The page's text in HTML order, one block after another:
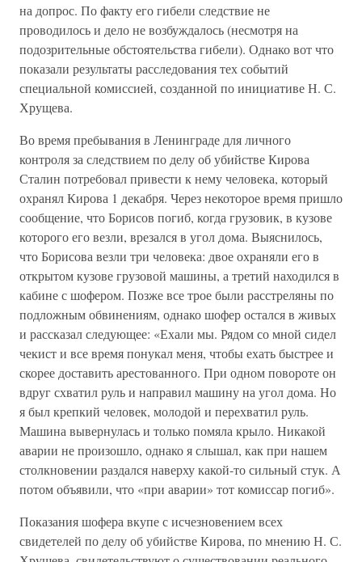
на допрос. По факту его гибели следствие не
проводилось и дело не возбуждалось (несмотря на
подозрительные обстоятельства гибели). Однако вот что
показали результаты расследования тех событий
специальной комиссией, созданной по инициативе Н. С.
Хрущева.
Во время пребывания в Ленинграде для личного
контроля за следствием по делу об убийстве Кирова
Сталин потребовал привести к нему человека, который
охранял Кирова 1 декабря. Через некоторое время пришло
сообщение, что Борисов погиб, когда грузовик, в кузове
которого его везли, врезался в угол дома. Выяснилось,
что Борисова везли три человека: двое охраняли его в
открытом кузове грузовой машины, а третий находился в
кабине с шофером. Позже все трое были расстреляны по
подложным обвинениям, однако шофер остался в живых
и рассказал следующее: «Ехали мы. Рядом со мной сидел
чекист и все время понукал меня, чтобы ехать быстрее и
скорее доставить арестованного. При одном повороте он
вдруг схватил руль и направил машину на угол дома. Но
я был крепкий человек, молодой и перехватил руль.
Машина вывернулась и только помяла крыло. Никакой
аварии не произошло, однако я слышал, как при нашем
столкновении раздался наверху какой-то сильный стук. А
потом объявили, что «при аварии» тот комиссар погиб».
Показания шофера вкупе с исчезновением всех
свидетелей по делу об убийстве Кирова, по мнению Н. С.